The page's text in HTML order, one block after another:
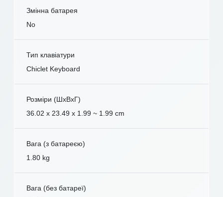
Змінна батарея
No
Тип клавіатури
Chiclet Keyboard
Розміри (ШxВxГ)
36.02 x 23.49 x 1.99 ~ 1.99 cm
Вага (з батареєю)
1.80 kg
Вага (без батареї)